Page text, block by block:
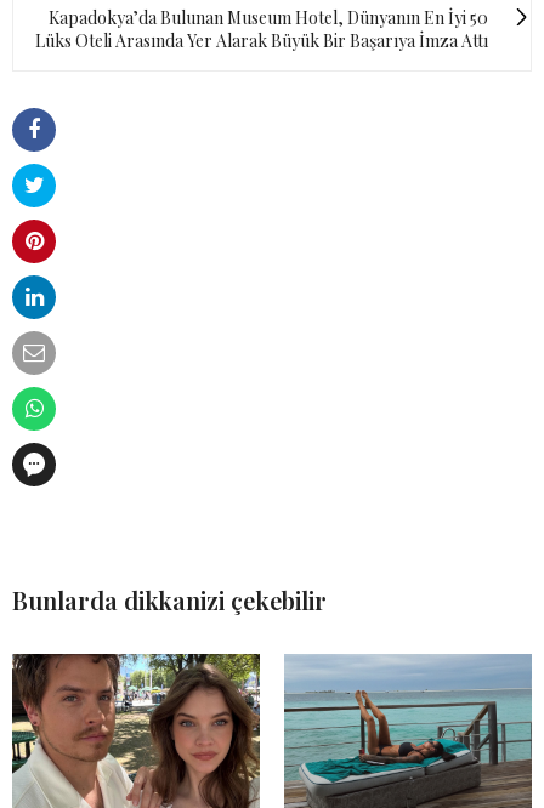
Kapadokya’da Bulunan Museum Hotel, Dünyanın En İyi 50
Lüks Oteli Arasında Yer Alarak Büyük Bir Başarıya İmza Attı
Bunlarda dikkanizi çekebilir